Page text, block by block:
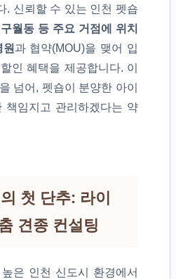
. 신뢰할 수 있는 인천 펫숍
월동 등 주요 거점에 위치
과 협약(MOU)을 맺어 입
인 혜택을 제공합니다. 이
넘어, 펫숍이 분양한 아이
책임지고 관리하겠다는 약
첫 단추: 라이
견종 컨설팅
은 인천 신도시 환경에서